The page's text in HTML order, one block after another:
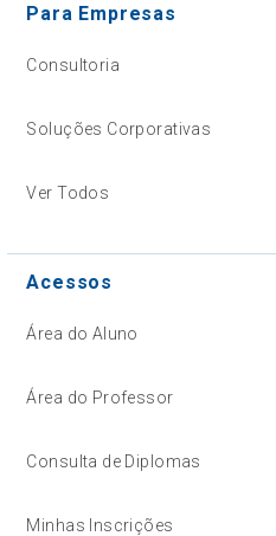
Para Empresas
Consultoria
Soluções Corporativas
Ver Todos
Acessos
Área do Aluno
Área do Professor
Consulta de Diplomas
Minhas Inscrições